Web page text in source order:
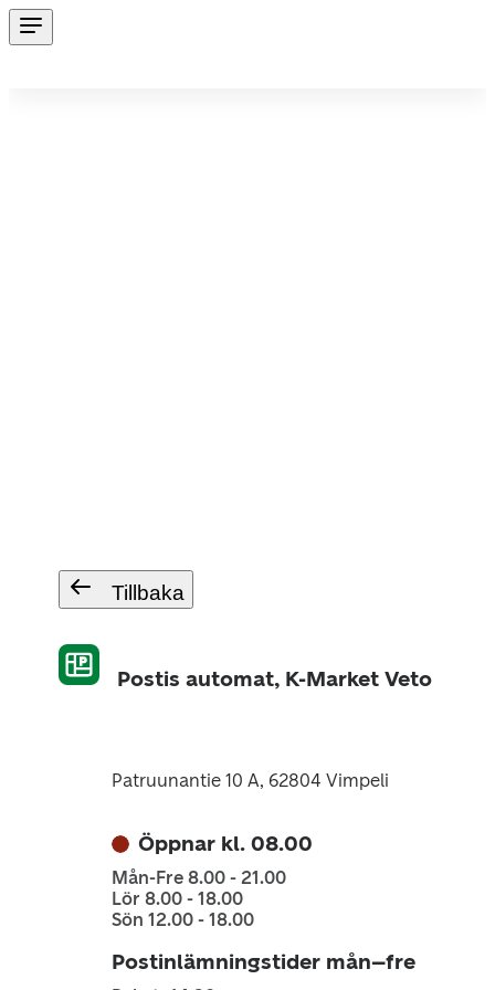
Tillbaka
Postis automat, K-Market Veto
Patruunantie 10 A, 62804 Vimpeli
Öppnar kl. 08.00
Mån-Fre 8.00 - 21.00
Lör 8.00 - 18.00
Sön 12.00 - 18.00
Postinlämningstider mån–fre